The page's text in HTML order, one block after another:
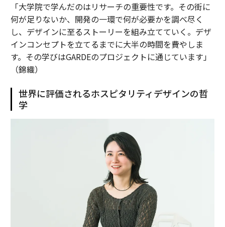
「大学院で学んだのはリサーチの重要性です。その街に
何が足りないか、開発の一環で何が必要かを調べ尽く
し、デザインに至るストーリーを組み立てていく。デザ
インコンセプトを立てるまでに大半の時間を費やしま
す。その学びはGARDEのプロジェクトに通じています」
（錦織）
世界に評価されるホスピタリティデザインの哲
学